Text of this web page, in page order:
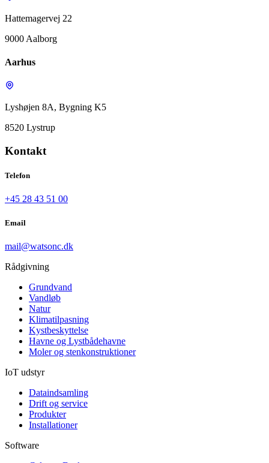
Hattemagervej 22
9000 Aalborg
Aarhus
Lyshøjen 8A, Bygning K5
8520 Lystrup
Kontakt
Telefon
+45 28 43 51 00
Email
mail@watsonc.dk
Rådgivning
Grundvand
Vandløb
Natur
Klimatilpasning
Kystbeskyttelse
Havne og Lystbådehavne
Moler og stenkonstruktioner
IoT udstyr
Dataindsamling
Drift og service
Produkter
Installationer
Software